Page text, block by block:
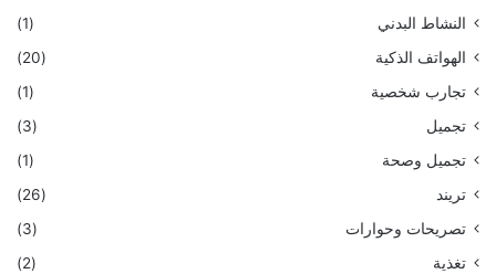
النشاط البدني
(1)
الهواتف الذكية
(20)
تجارب شخصية
(1)
تجميل
(3)
تجميل وصحة
(1)
تريند
(26)
تصريحات وحوارات
(3)
تغذية
(2)